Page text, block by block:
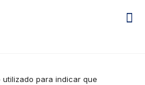
utilizado para indicar que